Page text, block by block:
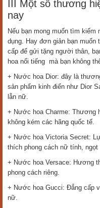
III Một số thương
nay
Nếu bạn mong muốn tìm
dụng. Hay đơn giản bạn
cấp để gửi tặng người thân,
hoa nổi tiếng mà bạn không
+ Nước hoa Dior: đây là
sản phẩm kinh điển như Dior
lẫn nữ.
+ Nước hoa Charme: Thương
không kém các hãng quốc tế.
+ Nước hoa Victoria Secret:
thích phong cách nữ tính, ngọt
+ Nước hoa Versace: Hương
phong cách riêng.
+ Nước hoa Gucci: Đẳng cấp
nữ.